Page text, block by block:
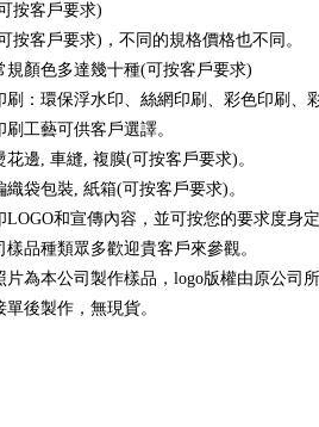
按客戶要求)
按客戶要求)，不同的規格價格也不同。
規顏色多達幾十種(可按客戶要求)
刷：環保浮水印、絲網印刷、彩色印刷、
刷工藝可供客戶選譯。
花邊, 車縫, 複膜(可按客戶要求)。
織袋包裝, 紙箱(可按客戶要求)。
和宣傳內容，並可按您的要求度身定
品種類眾多歡迎貴客戶來參觀。
為本公司製作樣品，logo版權由原公司所
後製作，無現貨。